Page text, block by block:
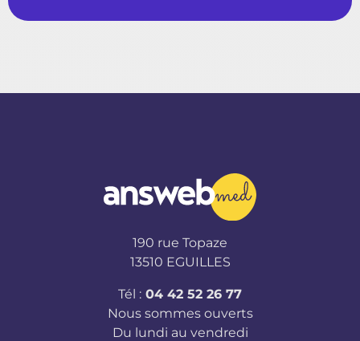
190 rue Topaze
13510 EGUILLES
Tél : 04 42 52 26 77
Nous sommes ouverts
Du lundi au vendredi